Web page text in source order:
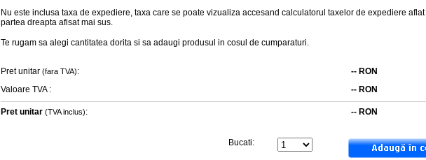
Nu este inclusa taxa de expediere, taxa care se poate vizualiza accesand calculatorul taxelor de expediere
partea dreapta afisat mai sus.
Te rugam sa alegi cantitatea dorita si sa adaugi produsul in cosul de cumparaturi.
Pret unitar (fara TVA): -- RON
Valoare TVA : -- RON
Pret unitar (TVA inclus): -- RON
Bucati: